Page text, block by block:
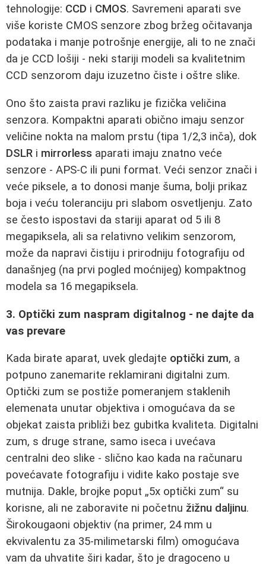
tehnologije: CCD i CMOS. Savremeni aparati sve
više koriste CMOS senzore zbog bržeg očitavanja
podataka i manje potrošnje energije, ali to ne znači
da je CCD lošiji - neki stariji modeli sa kvalitetnim
CCD senzorom daju izuzetno čiste i oštre slike.
Ono što zaista pravi razliku je fizička veličina
senzora. Kompaktni aparati obično imaju senzor
veličine nokta na malom prstu (tipa 1/2,3 inča), dok
DSLR i mirrorless aparati imaju znatno veće
senzore - APS-C ili puni format. Veći senzor znači i
veće piksele, a to donosi manje šuma, bolji prikaz
boja i veću toleranciju pri slabom osvetljenju. Zato
se često ispostavi da stariji aparat od 5 ili 8
megapiksela, ali sa relativno velikim senzorom,
može da napravi čistiju i prirodniju fotografiju od
današnjeg (na prvi pogled moćnijeg) kompaktnog
modela sa 16 megapiksela.
3. Optički zum naspram digitalnog - ne dajte da
vas prevare
Kada birate aparat, uvek gledajte optički zum, a
potpuno zanemarite reklamirani digitalni zum.
Optički zum se postiže pomeranjem staklenih
elemenata unutar objektiva i omogućava da se
objekat zaista približi bez gubitka kvaliteta. Digitalni
zum, s druge strane, samo iseca i uvećava
centralni deo slike - slično kao kada na računaru
povećavate fotografiju i vidite kako postaje sve
mutnija. Dakle, brojke poput „5x optički zum“ su
korisne, ali ne zaboravite ni početnu žižnu daljinu.
Širokougaoni objektiv (na primer, 24 mm u
ekvivalentu za 35-milimetarski film) omogućava
vam da uhvatite širi kadar, što je dragoceno u